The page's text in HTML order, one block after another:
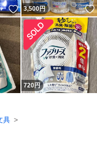
いいね！
3,500円
720円
具